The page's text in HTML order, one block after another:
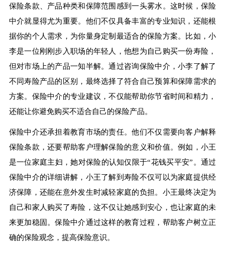
保险条款、产品种类和保障范围感到一头雾水。这时候，保险
中介就显得尤为重要。他们不仅具备丰富的专业知识，还能根
据你的个人需求，为你量身定制最适合的保险方案。比如，小
李是一位刚刚步入职场的年轻人，他想为自己购买一份寿险，
但对市场上的产品一知半解。通过咨询保险中介，小李了解了
不同寿险产品的区别，最终选择了符合自己预算和保障需求的
方案。保险中介的专业建议，不仅能帮助你节省时间和精力，
还能让你避免购买不适合自己的保险产品。
保险中介还承担着教育市场的责任。他们不仅需要向客户解释
保险条款，还要帮助客户理解保险的意义和价值。例如，小王
是一位家庭主妇，她对保险的认知仅限于“花钱买平安”。通过
保险中介的详细讲解，小王了解到寿险不仅可以为家庭提供经
济保障，还能在意外发生时减轻家庭的负担。小王最终决定为
自己和家人购买了寿险，这不仅让她感到安心，也让家庭的未
来更加稳固。保险中介通过这样的教育过程，帮助客户树立正
确的保险观念，提高保险意识。